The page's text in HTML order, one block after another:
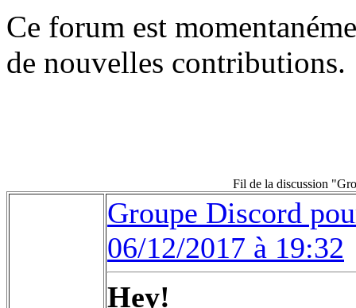
Ce forum est
de nouvelles contributions.
Fil de la discussion
Groupe Discord
06/12/2017 à 19:32
Hey!